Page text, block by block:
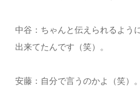
中谷：ちゃんと伝えられるよう
出来てたんです（笑）。
安藤：自分で言うのかよ（笑）。